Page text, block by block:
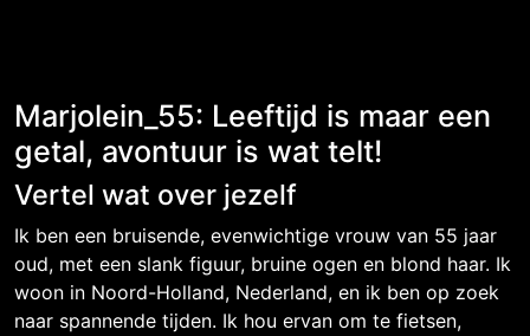
Marjolein_55: Leeftijd is maar een
getal, avontuur is wat telt!
Vertel wat over jezelf
Ik ben een bruisende, evenwichtige vrouw van 55 jaar
oud, met een slank figuur, bruine ogen en blond haar. Ik
woon in Noord-Holland, Nederland, en ik ben op zoek
naar spannende tijden. Ik hou ervan om te fietsen,